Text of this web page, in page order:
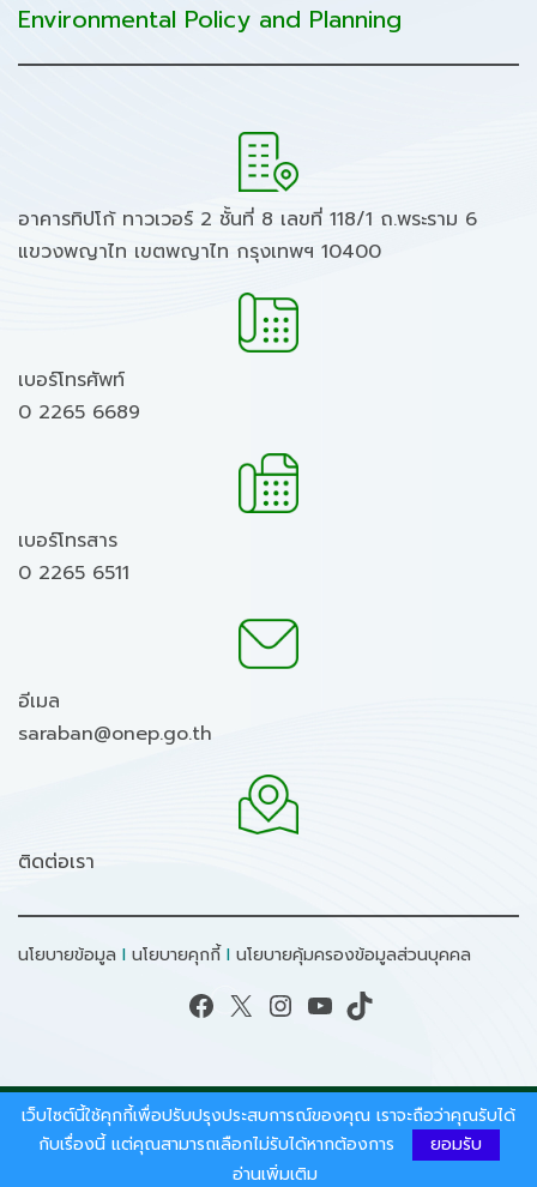
Environmental Policy and Planning
อาคารทิปโก้ ทาวเวอร์ 2 ชั้นที่ 8 เลขที่ 118/1 ถ.พระราม 6
แขวงพญาไท เขตพญาไท กรุงเทพฯ 10400
เบอร์โทรศัพท์
0 2265 6689
เบอร์โทรสาร
0 2265 6511
อีเมล
saraban@onep.go.th
ติดต่อเรา
นโยบายข้อมูล I นโยบายคุกกี้ I นโยบายคุ้มครองข้อมูลส่วนบุคคล
Facebook X Instagram YouTube TikTok
สงวนลิขสิทธิ์ © 2026 - สำนักงานนโยบายและแผน
ทรัพยากรธรรมชาติและสิ่งแวดล้อม.
เว็บไซต์นี้ใช้คุกกี้เพื่อปรับปรุงประสบการณ์ของคุณ เราจะถือว่าคุณรับได้
กับเรื่องนี้ แต่คุณสามารถเลือกไม่รับได้หากต้องการ
ยอมรับ
อ่านเพิ่มเติม